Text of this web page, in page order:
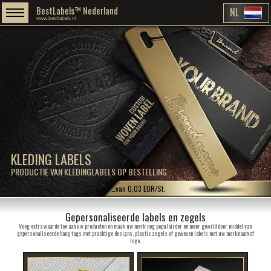
KLEDING LABELS
PRODUCTIE VAN KLEDINGLABELS OP BESTELLING
BestLabels™ Nederland
www.bestlabels.nl NL
…van 0,03 EUR/St.
Gepersonaliseerde labels en zegels
Voeg extra waarde toe aan uw producten en maak uw merk nog populairder en meer gewild door middel van
gepersonaliseerde hang tags met prachtige designs, plastic zegels of geweven labels met uw merknaam of
logo.